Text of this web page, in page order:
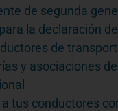
de segunda
la declaración
de
y asociaciones
tus conductores